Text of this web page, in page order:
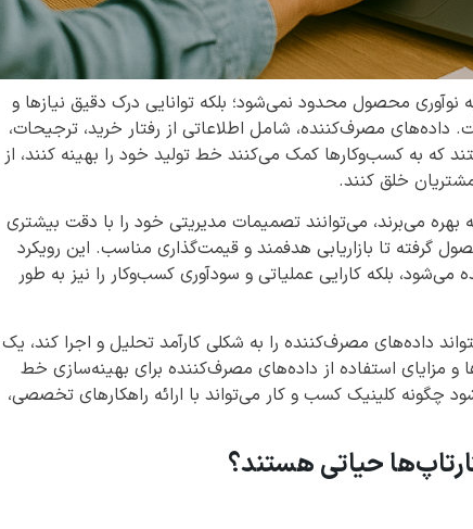
نوآوری محصول محدود نمی‌شود؛ بلکه توانایی درک دقیق نیازها و
داده‌های مصرف‌کننده، شامل اطلاعاتی از رفتار خرید، ترجیحات،
که به کسب‌وکارها کمک می‌کنند خط تولید خود را بهینه کنند، از
خلق کنند.
بهره می‌برند، می‌توانند تصمیمات مدیریتی خود را با دقت بیشتری
گرفته تا بازاریابی هدفمند و قیمت‌گذاری مناسب. این رویکرد
بلکه کارایی عملیاتی و سودآوری کسب‌وکار را نیز به طور
داده‌های مصرف‌کننده را به شکلی کارآمد تحلیل و اجرا کند، یک
و مزایای استفاده از داده‌های مصرف‌کننده برای بهینه‌سازی خط
چگونه کلینیک کسب و کار می‌تواند با ارائه راهکارهای تخصصی،
حیاتی هستند؟